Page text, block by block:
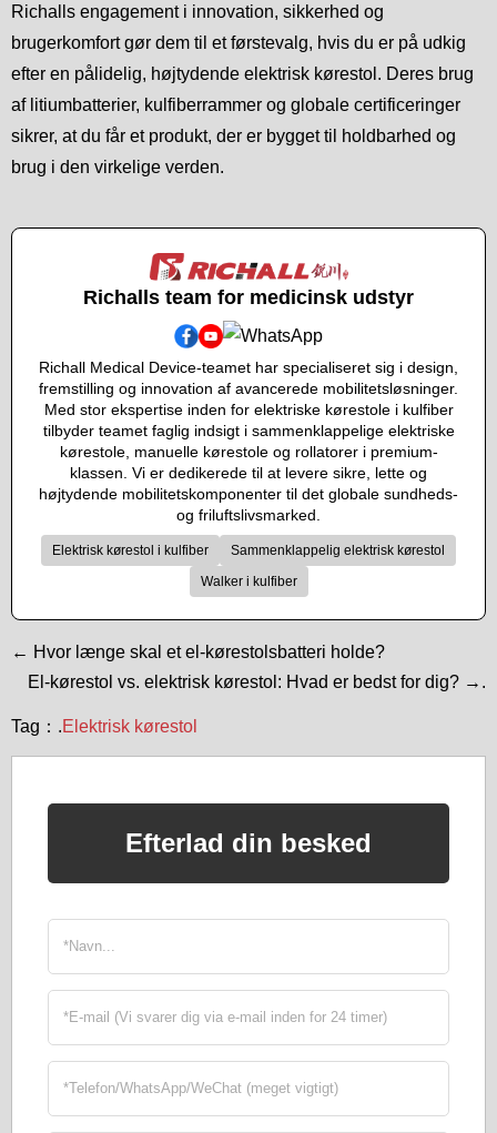
Richalls engagement i innovation, sikkerhed og
brugerkomfort gør dem til et førstevalg, hvis du er på udkig
efter en pålidelig, højtydende elektrisk kørestol. Deres brug
af litiumbatterier, kulfiberrammer og globale certificeringer
sikrer, at du får et produkt, der er bygget til holdbarhed og
brug i den virkelige verden.
Richalls team for medicinsk udstyr
Richall Medical Device-teamet har specialiseret sig i design,
fremstilling og innovation af avancerede mobilitetsløsninger.
Med stor ekspertise inden for elektriske kørestole i kulfiber
tilbyder teamet faglig indsigt i sammenklappelige elektriske
kørestole, manuelle kørestole og rollatorer i premium-
klassen. Vi er dedikerede til at levere sikre, lette og
højtydende mobilitetskomponenter til det globale sundheds-
og friluftslivsmarked.
Elektrisk kørestol i kulfiber
Sammenklappelig elektrisk kørestol
Walker i kulfiber
← Hvor længe skal et el-kørestolsbatteri holde?
El-kørestol vs. elektrisk kørestol: Hvad er bedst for dig? →.
Tag：.Elektrisk kørestol
Efterlad din besked